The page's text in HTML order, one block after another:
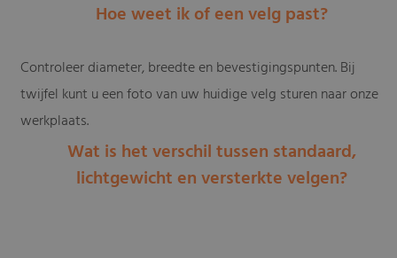
Hoe weet ik of een velg past?
Controleer diameter, breedte en bevestigingspunten. Bij
twijfel kunt u een foto van uw huidige velg sturen naar onze
werkplaats.
Wat is het verschil tussen standaard,
lichtgewicht en versterkte velgen?